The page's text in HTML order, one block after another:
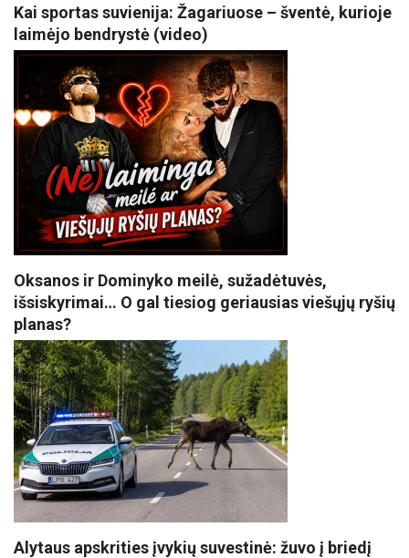
Kai sportas suvienija: Žagariuose – šventė, kurioje
laimėjo bendrystė (video)
Oksanos ir Dominyko meilė, sužadėtuvės,
išsiskyrimai… O gal tiesiog geriausias viešųjų ryšių
planas?
Alytaus apskrities įvykių suvestinė: žuvo į briedį